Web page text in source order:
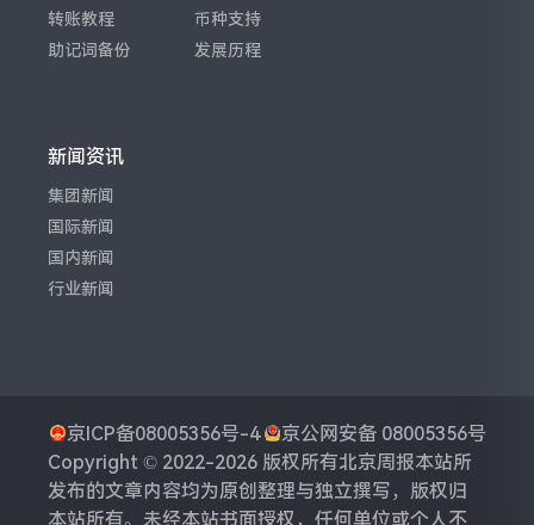
转账教程
助记词备份
币种支持
发展历程
新闻资讯
集团新闻
国际新闻
国内新闻
行业新闻
京ICP备08005356号-4
京公网安备 08005356号
Copyright © 2022-2026 版权所有北京周报本站所
发布的文章内容均为原创整理与独立撰写，版权归
本站所有。未经本站书面授权，任何单位或个人不